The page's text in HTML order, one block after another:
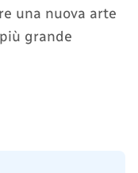
una nuova arte
grande